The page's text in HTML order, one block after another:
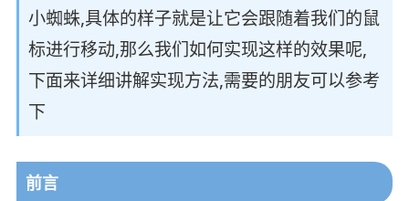
小蜘蛛,具体的样子就是让它会跟随着我们的鼠
标进行移动,那么我们如何实现这样的效果呢,
下面来详细讲解实现方法,需要的朋友可以参考
下
前言